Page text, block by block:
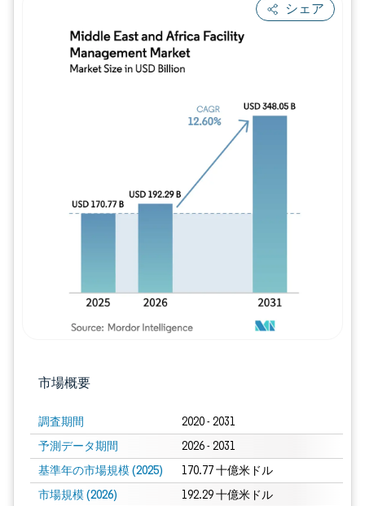
シェア
市場概要
調査期間 2020 - 2031
予測データ期間 2026 - 2031
基準年の市場規模 (2025) 170.77 十億米ドル
市場規模 (2026) 192.29 十億米ドル
画像 © Mordor Intelligence。再利用には